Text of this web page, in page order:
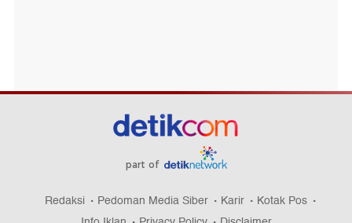
part of
Redaksi Pedoman Media Siber Karir
Kotak Pos